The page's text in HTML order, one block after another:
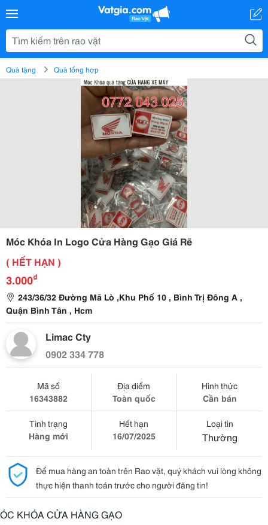
Quà tặng Quà tổng hợp
Móc Khóa In Logo Cửa Hàng Gạo Giá Rẽ
( HẾT HẠN )
3.000₫
243/36/32 Đường Mã Lò ,Khu Phố 10 , Bình Trị Đông A ,
Quận Bình Tân , Hcm
Limac Cty
0902 334 778
Mã số
16343882
Địa điểm
Toàn quốc
Hình thức
Cần bán
Tình trạng
Hàng mới
Hết hạn
16/07/2025
Loại tin
Thường
Để mua hàng an toàn trên Rao vặt, quý khách vui lòng không
thực hiện thanh toán trước cho người đăng tin!
KHÓA CỬA HÀNG GẠO